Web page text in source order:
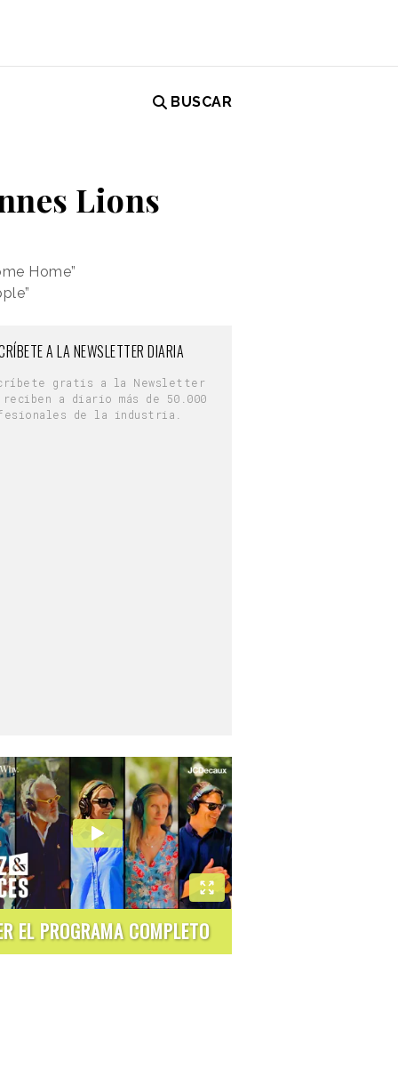
BUSCAR
Lions
Home”
A LA NEWSLETTER DIARIA
gratis a la Newsletter
reciben a diario más de 50.000
de la industria.
EL PROGRAMA COMPLETO